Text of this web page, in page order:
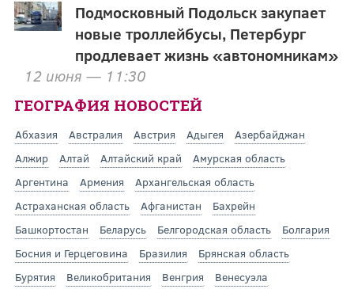
Подмосковный Подольск закупает
новые троллейбусы, Петербург
продлевает жизнь «автономникам»
12 июня — 11:30
ГЕОГРАФИЯ НОВОСТЕЙ
Абхазия Австралия Австрия Адыгея
Азербайджан
Алжир
Алтай Алтайский край
Амурская область
Аргентина
Армения
Архангельская область
Астраханская область
Афганистан
Бахрейн
Башкортостан
Беларусь Белгородская область
Болгария
Босния и Герцеговина
Бразилия
Брянская область
Бурятия
Великобритания Венгрия
Венесуэла